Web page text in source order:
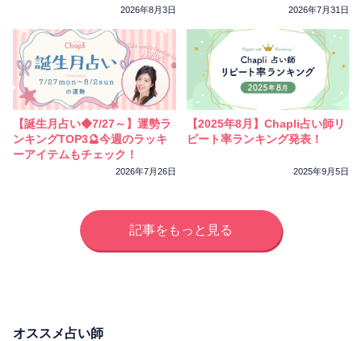
2026年8月3日 2026年7月31日
【誕生月占い◆7/27～】運勢ラ
ンキングTOP3🔮今週のラッキ
ーアイテムもチェック！
2026年7月26日
【2025年8月】Chapli占い師リ
ピート率ランキング発表！
2025年9月5日
記事をもっと見る
オススメ占い師